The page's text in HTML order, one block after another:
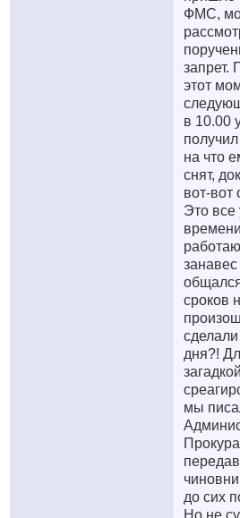
ФМС,
запрет.
этот
в 10.00
на что
снят,
вот-
Это все
сроков
сделали
дня?!
мы
до сих
Но не